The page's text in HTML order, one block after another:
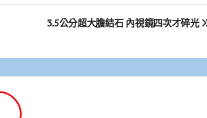
3.5公分超大膽結石 內視鏡四次才碎光